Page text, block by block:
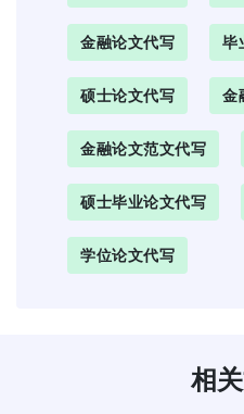
金融论文代写 毕
硕士论文代写 金
金融论文范文代写
硕士毕业论文代写
学位论文代写
相